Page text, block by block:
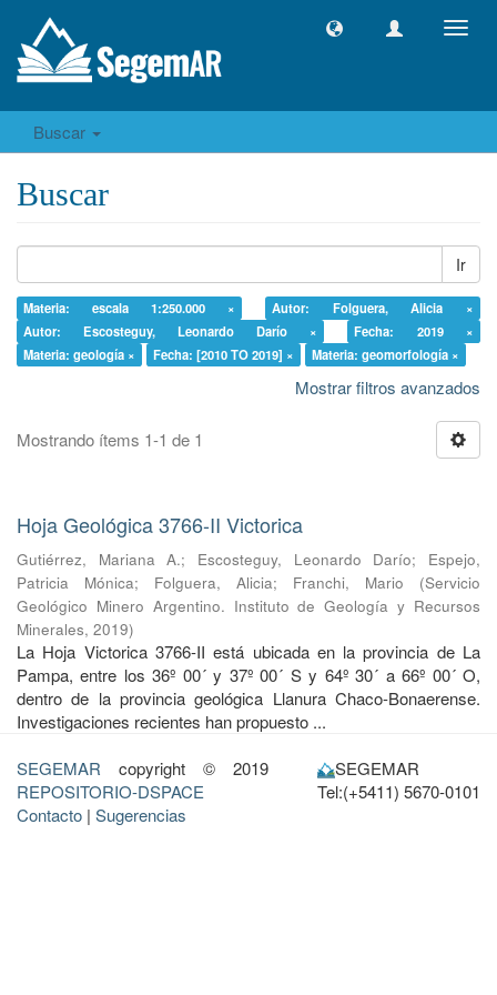
Buscar
Buscar
Ir
Materia: escala 1:250.000 ×
Autor: Folguera, Alicia ×
Autor: Escosteguy, Leonardo Darío ×
Fecha: 2019 ×
Materia: geología ×
Fecha: [2010 TO 2019] × Materia: geomorfología ×
Mostrar filtros avanzados
Mostrando ítems 1-1 de 1
Hoja Geológica 3766-II Victorica
Gutiérrez, Mariana A.; Escosteguy, Leonardo Darío; Espejo,
Patricia Mónica; Folguera, Alicia; Franchi, Mario (Servicio
Geológico Minero Argentino. Instituto de Geología y Recursos
Minerales, 2019)
La Hoja Victorica 3766-II está ubicada en la provincia de La
Pampa, entre los 36º 00´ y 37º 00´ S y 64º 30´ a 66º 00´ O,
dentro de la provincia geológica Llanura Chaco-Bonaerense.
Investigaciones recientes han propuesto ...
SEGEMAR copyright © 2019
REPOSITORIO-DSPACE
Contacto | Sugerencias
SEGEMAR
Tel:(+5411) 5670-0101